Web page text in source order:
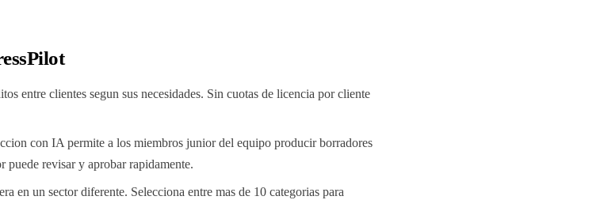
entre clientes segun sus necesidades. Sin cuotas de licencia por cliente
con IA permite a los miembros junior del equipo producir borradores
puede revisar y aprobar rapidamente.
en un sector diferente. Selecciona entre mas de 10 categorias para